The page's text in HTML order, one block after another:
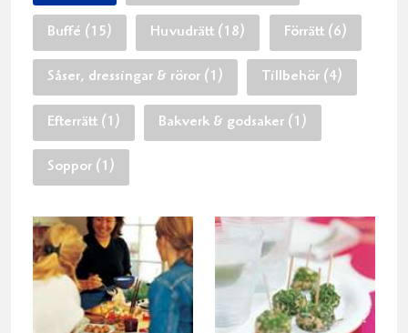
Buffé (15) Huvudrätt (18) Förrätt (6)
Såser, dressingar & röror (1) Tillbehör (4)
Efterrätt (1) Bakverk & godsaker (1)
Soppor (1)